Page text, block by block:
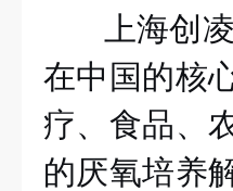
上海创
在中国的核
疗、食品、
的厌氧培养